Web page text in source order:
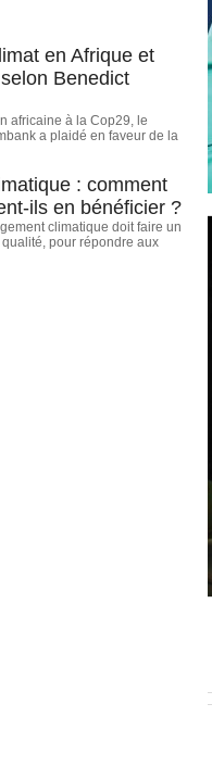
en Afrique et
Benedict
africaine à la Cop29, le
a plaidé en faveur de la
: comment
ils en bénéficier ?
climatique doit faire un
pour répondre aux